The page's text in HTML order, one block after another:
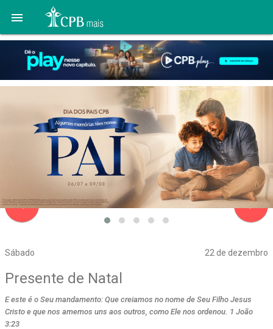

Sábado 22 de dezembro
navigate_before
Presente de Natal
E este é o Seu mandamento: Que creiamos no nome de Seu Filho Jesus
Cristo e que nos amemos uns aos outros, como Ele nos ordenou. 1 João
3:23
navigate_next